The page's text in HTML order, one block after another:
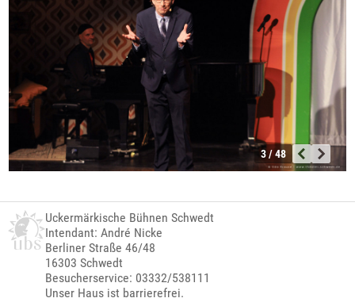
3 / 48
Uckermärkische Bühnen Schwedt
Intendant: André Nicke
Berliner Straße 46/48
16303 Schwedt
Besucherservice: 03332/538111
Unser Haus ist barrierefrei.